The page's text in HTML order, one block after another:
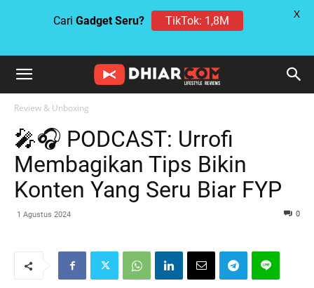
Review & Unboxing
🎤🎧 PODCAST: Urrofi
Membagikan Tips Bikin
Konten Yang Seru Biar FYP
1 Agustus 2024 0
Cari Gadget Seru? TikTok: 1,8M
X